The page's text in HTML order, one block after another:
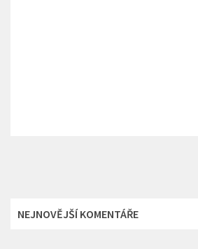
NEJNOVĚJŠÍ KOMENTÁŘE